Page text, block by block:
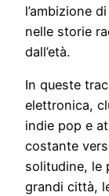
l’ambizione
nelle storie
dall’età.
In queste
elettronica,
indie pop e
costante
solitudine, le
grandi città,